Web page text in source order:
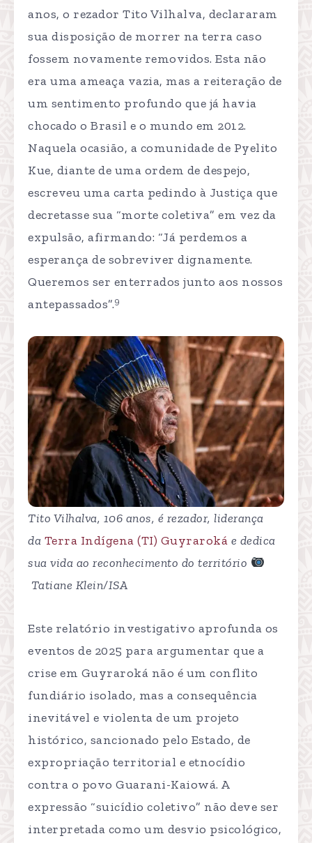
anos, o rezador Tito Vilhalva, declararam
sua disposição de morrer na terra caso
fossem novamente removidos. Esta não
era uma ameaça vazia, mas a reiteração de
um sentimento profundo que já havia
chocado o Brasil e o mundo em 2012.
Naquela ocasião, a comunidade de Pyelito
Kue, diante de uma ordem de despejo,
escreveu uma carta pedindo à Justiça que
decretasse sua “morte coletiva” em vez da
expulsão, afirmando: “Já perdemos a
esperança de sobreviver dignamente.
Queremos ser enterrados junto aos nossos
antepassados”.9
Tito Vilhalva, 106 anos, é rezador, liderança
da Terra Indígena (TI) Guyraroká e dedica
sua vida ao reconhecimento do território
Tatiane Klein/ISA
Este relatório investigativo aprofunda os
eventos de 2025 para argumentar que a
crise em Guyraroká não é um conflito
fundiário isolado, mas a consequência
inevitável e violenta de um projeto
histórico, sancionado pelo Estado, de
expropriação territorial e etnocídio
contra o povo Guarani-Kaiowá. A
expressão “suicídio coletivo” não deve ser
interpretada como um desvio psicológico,